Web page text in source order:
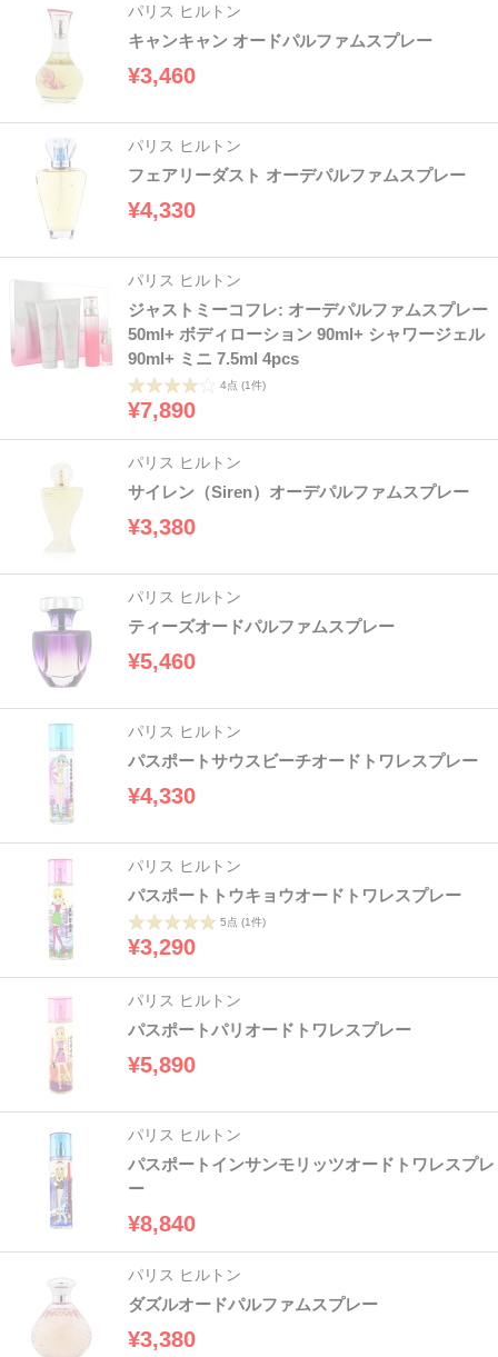
パリス ヒルトン
キャンキャン オードパルファムスプレー
¥3,460
パリス ヒルトン
フェアリーダスト オーデパルファムスプレー
¥4,330
パリス ヒルトン
ジャストミーコフレ: オーデパルファムスプレー
50ml+ ボディローション 90ml+ シャワージェル
90ml+ ミニ 7.5ml 4pcs
4点 (1件)
¥7,890
パリス ヒルトン
サイレン（Siren）オーデパルファムスプレー
¥3,380
パリス ヒルトン
ティーズオードパルファムスプレー
¥5,460
パリス ヒルトン
パスポートサウスビーチオードトワレスプレー
¥4,330
パリス ヒルトン
パスポートトウキョウオードトワレスプレー
5点 (1件)
¥3,290
パリス ヒルトン
パスポートパリオードトワレスプレー
¥5,890
パリス ヒルトン
パスポートインサンモリッツオードトワレスプレ
ー
¥8,840
パリス ヒルトン
ダズルオードパルファムスプレー
¥3,380